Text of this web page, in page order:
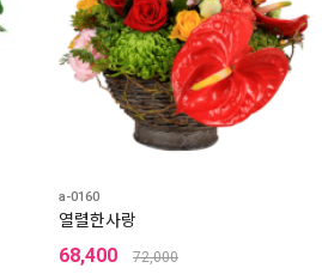
a-0160
열렬한사랑
68,400 72,000